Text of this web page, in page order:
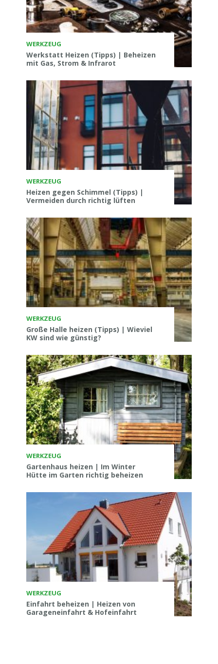
WERKZEUG
Werkstatt Heizen (Tipps) | Beheizen
mit Gas, Strom & Infrarot
WERKZEUG
Heizen gegen Schimmel (Tipps) |
Vermeiden durch richtig lüften
WERKZEUG
Große Halle heizen (Tipps) | Wieviel
KW sind wie günstig?
WERKZEUG
Gartenhaus heizen | Im Winter
Hütte im Garten richtig beheizen
WERKZEUG
Einfahrt beheizen | Heizen von
Garageneinfahrt & Hofeinfahrt